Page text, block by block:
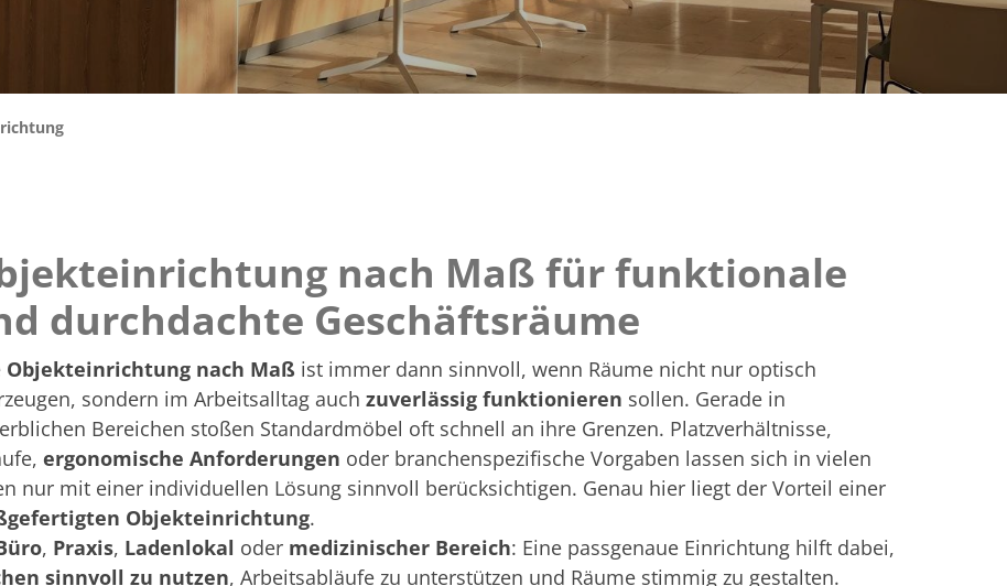
nach Maß für funktionale
durchdachte Geschäftsräume
Objekteinrichtung nach Maß ist immer dann sinnvoll, wenn Räume nicht nur optisch
sondern im Arbeitsalltag auch zuverlässig funktionieren sollen. Gerade in
Bereichen stoßen Standardmöbel oft schnell an ihre Grenzen. Platzverhältnisse,
ergonomische Anforderungen oder branchenspezifische Vorgaben lassen sich in vielen
nur mit einer individuellen Lösung sinnvoll berücksichtigen. Genau hier liegt der Vorteil einer
Objekteinrichtung.
, Praxis, Ladenlokal oder medizinischer Bereich: Eine passgenaue Einrichtung hilft dabei,
sinnvoll zu nutzen, Arbeitsabläufe zu unterstützen und Räume stimmig zu gestalten.